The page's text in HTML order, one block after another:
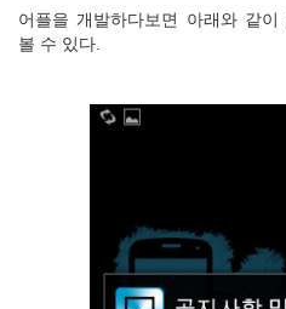
어플을 개발하다보면 아래와 같
볼 수 있다.